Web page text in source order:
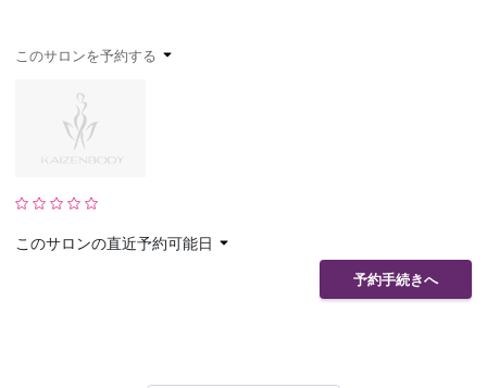
このサロンを予約する
このサロンの直近予約可能日
予約手続きへ